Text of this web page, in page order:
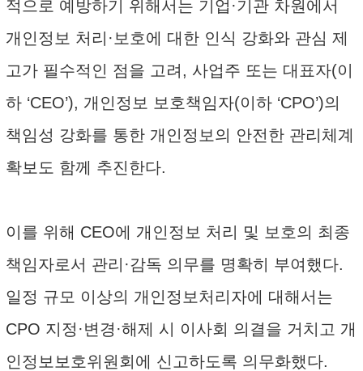
적으로 예방하기 위해서는 기업·기관 차원에서
개인정보 처리·보호에 대한 인식 강화와 관심 제
고가 필수적인 점을 고려, 사업주 또는 대표자(이
하 ‘CEO’), 개인정보 보호책임자(이하 ‘CPO’)의
책임성 강화를 통한 개인정보의 안전한 관리체계
확보도 함께 추진한다.
이를 위해 CEO에 개인정보 처리 및 보호의 최종
책임자로서 관리·감독 의무를 명확히 부여했다.
일정 규모 이상의 개인정보처리자에 대해서는
CPO 지정·변경·해제 시 이사회 의결을 거치고 개
인정보보호위원회에 신고하도록 의무화했다.